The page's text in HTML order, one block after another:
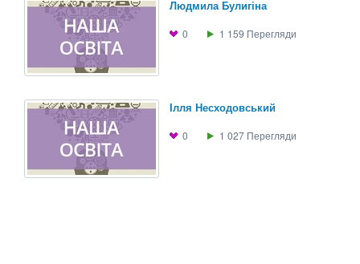
Людмила Булигіна
0 1 159 Перегляди
Iлля Несходовський
0 1 027 Перегляди